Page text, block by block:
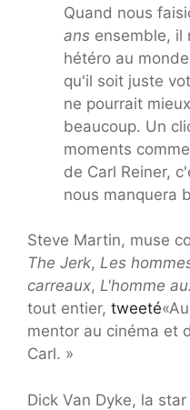
Quand nous
ans ensemble, il
hétéro au
qu'il soit juste
ne pourrait
beaucoup. Un
moments
de Carl Reiner,
nous manquera
Steve Martin, muse
The Jerk, Les
carreaux, L'homme
tout entier, tweeté
mentor au cinéma et
Carl. »
Dick Van Dyke, la